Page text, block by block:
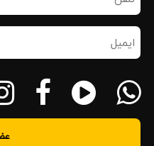
همراه
(ضروری)
ایمیل
(ضروری)